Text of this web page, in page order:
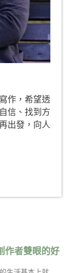
作，希望透
信、找到方
出發，向人
作者雙眼的好